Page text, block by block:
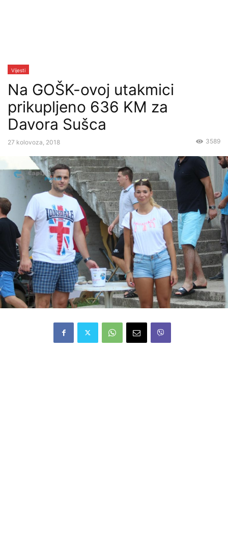
Vijesti
Na GOŠK-ovoj utakmici
prikupljeno 636 KM za
Davora Sušca
27 kolovoza, 2018 3589